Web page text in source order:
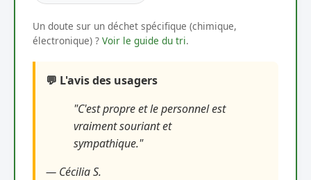
Un doute sur un déchet spécifique (chimique,
électronique) ? Voir le guide du tri.
💬 L'avis des usagers
"C'est propre et le personnel est
vraiment souriant et
sympathique."
— Cécilia S.